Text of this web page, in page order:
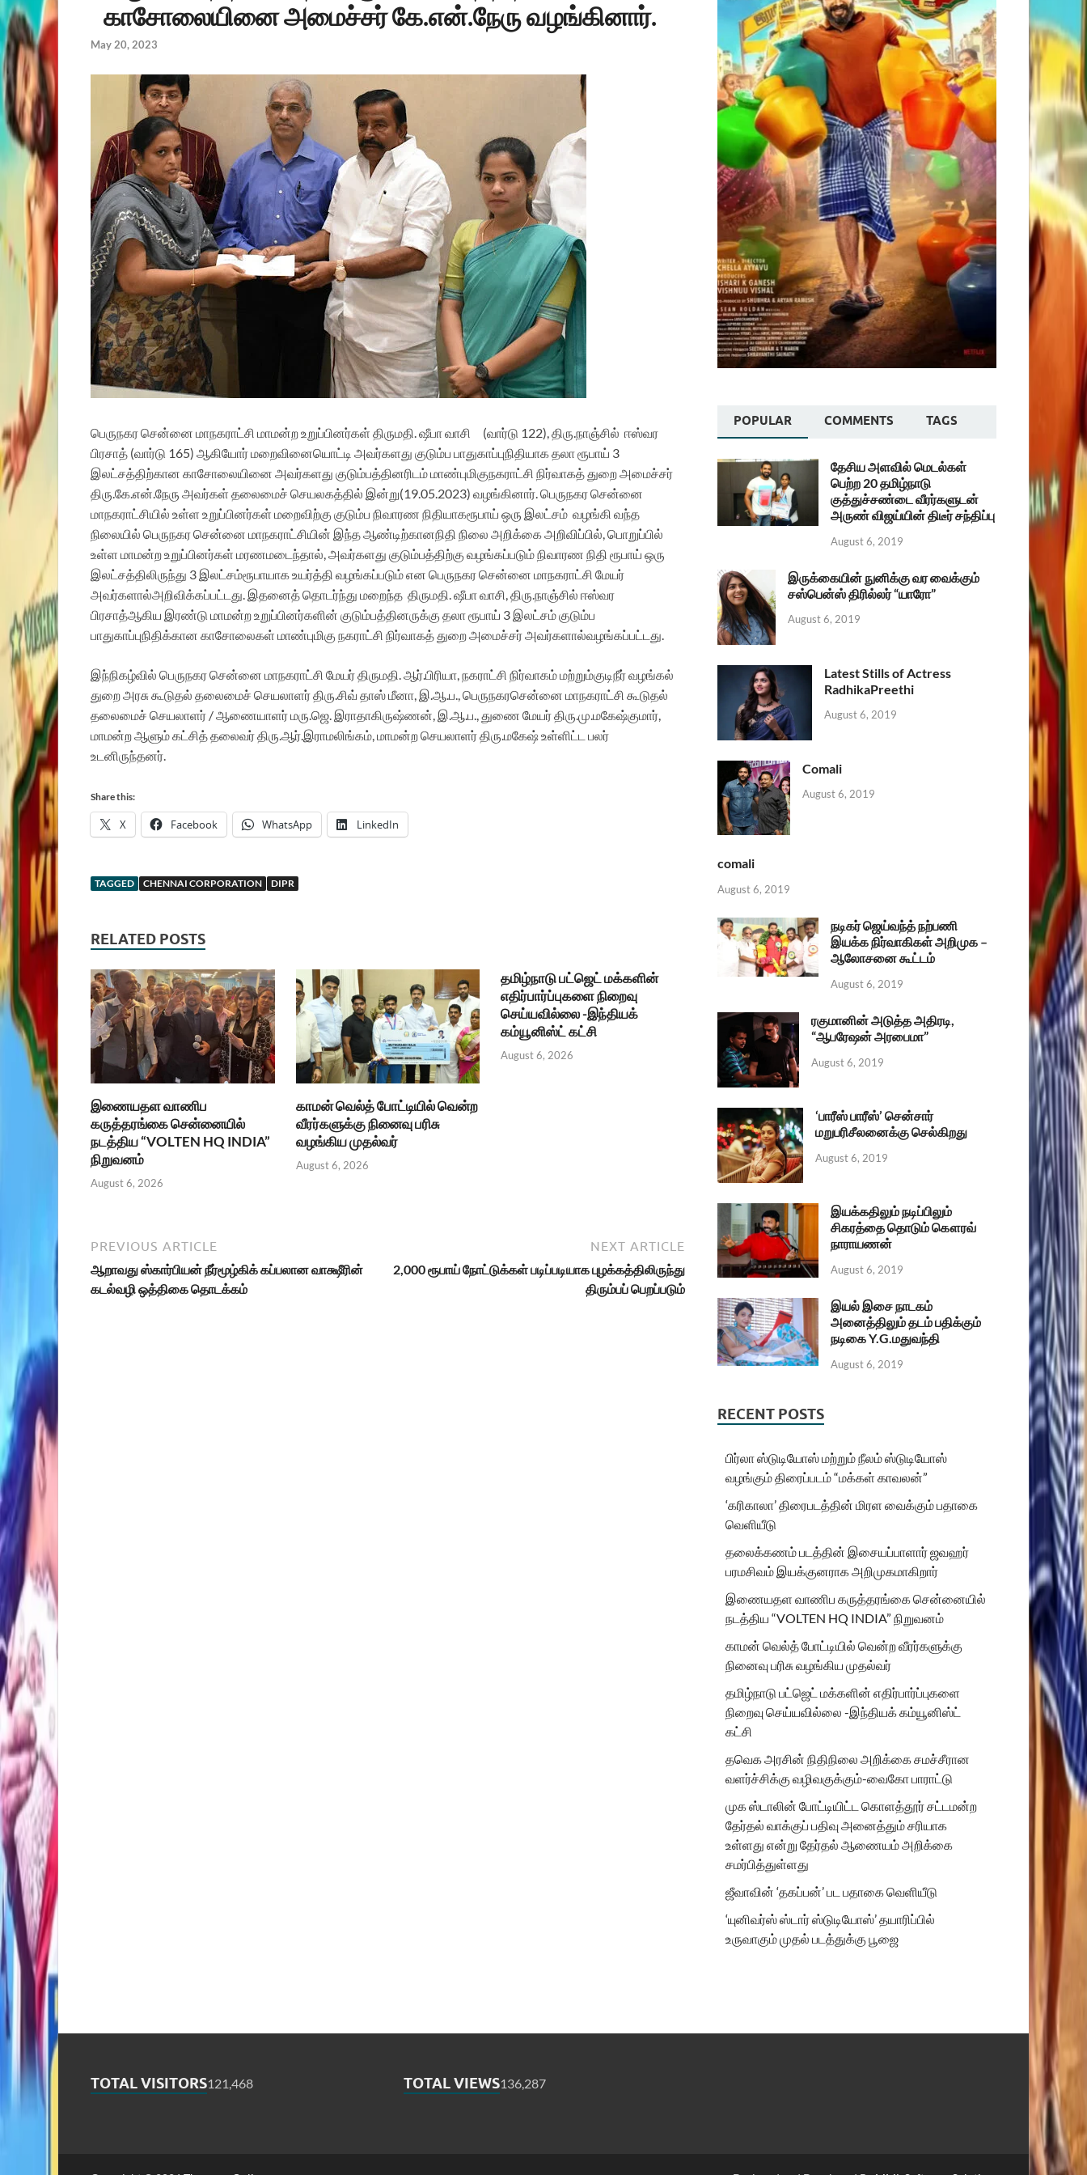
காசோலையினை அமைச்சர் கே.என்.நேரு வழங்கினார்.
May 20, 2023
பெருநகரசென்னை மாநகராட்சி மாமன்றஉறுப்பினர்கள் திருமதி.ஷீபாவாசி (வார்டு 122),திரு.நாஞ்சில் ஈஸ்வர
பிரசாத் (வார்டு 165) ஆகியோர்மறைவினையொட்டி அவர்களது குடும்ப பாதுகாப்புநிதியாகதலாரூபாய் 3
இலட்சத்திற்கான காசோலையினை அவர்களது குடும்பத்தினரிடம்மாண்புமிகுநகராட்சி நிர்வாகத்துறைஅமைச்சர்
திரு.கே.என்.நேரு அவர்கள் தலைமைச் செயலகத்தில் இன்று(19.05.2023) வழங்கினார்.பெருநகரசென்னை
மாநகராட்சியில் உள்ள உறுப்பினர்கள் மறைவிற்கு குடும்ப நிவாரண நிதியாகரூபாய் ஒரு இலட்சம் வழங்கி வந்த
நிலையில் பெருநகரசென்னை மாநகராட்சியின் இந்தஆண்டிற்கானநிதி நிலை அறிக்கைஅறிவிப்பில்,பொறுப்பில்
உள்ள மாமன்றஉறுப்பினர்கள் மரணமடைந்தால்,அவர்களது குடும்பத்திற்கு வழங்கப்படும்நிவாரண நிதி ரூபாய் ஒரு
இலட்சத்திலிருந்து 3 இலட்சம்ரூபாயாகஉயர்த்தி வழங்கப்படும்என பெருநகரசென்னை மாநகராட்சி மேயர்
அவர்களால்அறிவிக்கப்பட்டது. இதனைத்தொடர்ந்து மறைந்த திருமதி.ஷீபாவாசி,திரு.நாஞ்சில் ஈஸ்வர
பிரசாத்ஆகிய இரண்டு மாமன்றஉறுப்பினர்களின் குடும்பத்தினருக்கு தலாரூபாய் 3 இலட்சம்குடும்ப
பாதுகாப்புநிதிக்கான காசோலைகள் மாண்புமிகு நகராட்சி நிர்வாகத்துறைஅமைச்சர்அவர்களால்வழங்கப்பட்டது.
இந்நிகழ்வில் பெருநகரசென்னை மாநகராட்சி மேயர்திருமதி.ஆர்.பிரியா,நகராட்சி நிர்வாகம்மற்றும்குடிநீர்வழங்கல்
துறைஅரசுகூடுதல் தலைமைச் செயலாளர்திரு.சிவ் தாஸ்மீனா, இ.ஆ.ப.,பெருநகரசென்னை மாநகராட்சி கூடுதல்
தலைமைச் செயலாளர் /ஆணையாளர்மரு.ஜெ. இராதாகிருஷ்ணன், இ.ஆ.ப.,துணை மேயர்திரு.மு.மகேஷ்குமார்,
மாமன்றஆளும்கட்சித்தலைவர்திரு.ஆர்.இராமலிங்கம்,மாமன்றசெயலாளர்திரு.மகேஷ்உள்ளிட்ட பலர்
உடனிருந்தனர்.
Share this:
X Facebook WhatsApp LinkedIn
TAGGED CHENNAI CORPORATION DIPR
RELATED POSTS
இணையதள வாணிப
கருத்தரங்கை சென்னையில்
நடத்திய “VOLTEN HQ INDIA”
நிறுவனம்
August 6, 2026
காமன் வெல்த் போட்டியில் வென்ற
வீரர்களுக்கு நினைவு பரிசு
வழங்கிய முதல்வர்
August 6, 2026
தமிழ்நாடு பட்ஜெட் மக்களின்
எதிர்பார்ப்புகளை நிறைவு
செய்யவில்லை -இந்தியக்
கம்யூனிஸ்ட் கட்சி
August 6, 2026
PREVIOUS ARTICLE
ஆறாவது ஸ்கார்பியன் நீர்மூழ்கிக் கப்பலான வாக்ஷீரின்
கடல்வழி ஒத்திகை தொடக்கம்
NEXT ARTICLE
2,000 ரூபாய் நோட்டுக்கள் படிப்படியாக புழக்கத்திலிருந்து
திரும்பப் பெறப்படும்
POPULAR COMMENTS TAGS
தேசிய அளவில் மெடல்கள்
பெற்ற 20 தமிழ்நாடு
குத்துச்சண்டை வீரர்களுடன்
அருண் விஜய்யின் திடீர் சந்திப்பு
August 6, 2019
இருக்கையின் நுனிக்கு வர வைக்கும்
சஸ்பென்ஸ் திரில்லர் “யாரோ”
August 6, 2019
Latest Stills of Actress
RadhikaPreethi
August 6, 2019
Comali
August 6, 2019
comali
August 6, 2019
நடிகர் ஜெய்வந்த் நற்பணி
இயக்க நிர்வாகிகள் அறிமுக –
ஆலோசனை கூட்டம்
August 6, 2019
ரகுமானின் அடுத்த அதிரடி,
“ஆபரேஷன் அரபைமா”
August 6, 2019
‘பாரீஸ் பாரீஸ்’ சென்சார்
மறுபரிசீலனைக்கு செல்கிறது
August 6, 2019
இயக்கதிலும் நடிப்பிலும்
சிகரத்தை தொடும் கௌரவ்
நாராயணன்
August 6, 2019
இயல் இசை நாடகம்
அனைத்திலும் தடம் பதிக்கும்
நடிகை Y.G.மதுவந்தி
August 6, 2019
RECENT POSTS
பிர்லா ஸ்டுடியோஸ் மற்றும் நீலம் ஸ்டுடியோஸ்
வழங்கும் திரைப்படம் “மக்கள் காவலன்”
‘கரிகாலா’ திரைபடத்தின் மிரள வைக்கும் பதாகை
வெளியீடு
தலைக்கணம் படத்தின் இசையப்பாளார் ஜவஹர்
பரமசிவம் இயக்குனராக அறிமுகமாகிறார்
இணையதள வாணிப கருத்தரங்கை சென்னையில்
நடத்திய “VOLTEN HQ INDIA” நிறுவனம்
காமன் வெல்த் போட்டியில் வென்ற வீரர்களுக்கு
நினைவு பரிசு வழங்கிய முதல்வர்
தமிழ்நாடு பட்ஜெட் மக்களின் எதிர்பார்ப்புகளை
நிறைவு செய்யவில்லை -இந்தியக் கம்யூனிஸ்ட்
கட்சி
தவெக அரசின் நிதிநிலை அறிக்கை சமச்சீரான
வளர்ச்சிக்கு வழிவகுக்கும்-வைகோ பாராட்டு
முக ஸ்டாலின் போட்டியிட்ட கொளத்தூர் சட்டமன்ற
தேர்தல் வாக்குப் பதிவு அனைத்தும் சரியாக
உள்ளது என்று தேர்தல் ஆணையம் அறிக்கை
சமர்பித்துள்ளது
ஜீவாவின் ‘தகப்பன்’ பட பதாகை வெளியீடு
‘யுனிவர்ஸ் ஸ்டார் ஸ்டுடியோஸ்’ தயாரிப்பில்
உருவாகும் முதல் படத்துக்கு பூஜை
TOTAL VISITORS121,468 TOTAL VIEWS136,287